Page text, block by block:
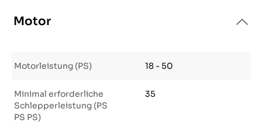
Motor
Motorleistung (PS) 18 - 50
Minimal erforderliche
Schlepperleistung (PS
PS PS)
35